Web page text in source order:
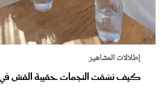
إطلالات المشاهير
كيف نسّقت النجمات حقيبة القش في